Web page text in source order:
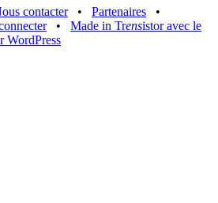
contacter • Partenaires
•
• Made in Trensistor avec le
WordPress